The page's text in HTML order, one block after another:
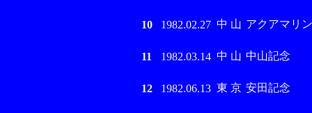
10 1982.02.27 中 山 アクアマリ
11 1982.03.14 中 山 中山記念
12 1982.06.13 東 京 安田記念